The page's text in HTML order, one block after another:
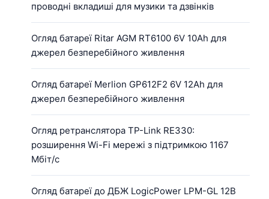
проводні вкладиші для музики та дзвінків
Огляд батареї Ritar AGM RT6100 6V 10Ah для
джерел безперебійного живлення
Огляд батареї Merlion GP612F2 6V 12Ah для
джерел безперебійного живлення
Огляд ретранслятора TP-Link RE330:
розширення Wi-Fi мережі з підтримкою 1167
Мбіт/с
Огляд батареї до ДБЖ LogicPower LPM-GL 12В